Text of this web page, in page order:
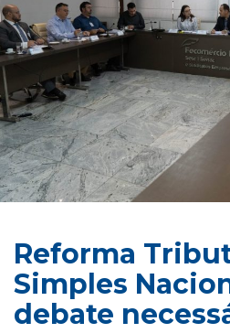
Reforma
Simples
debate